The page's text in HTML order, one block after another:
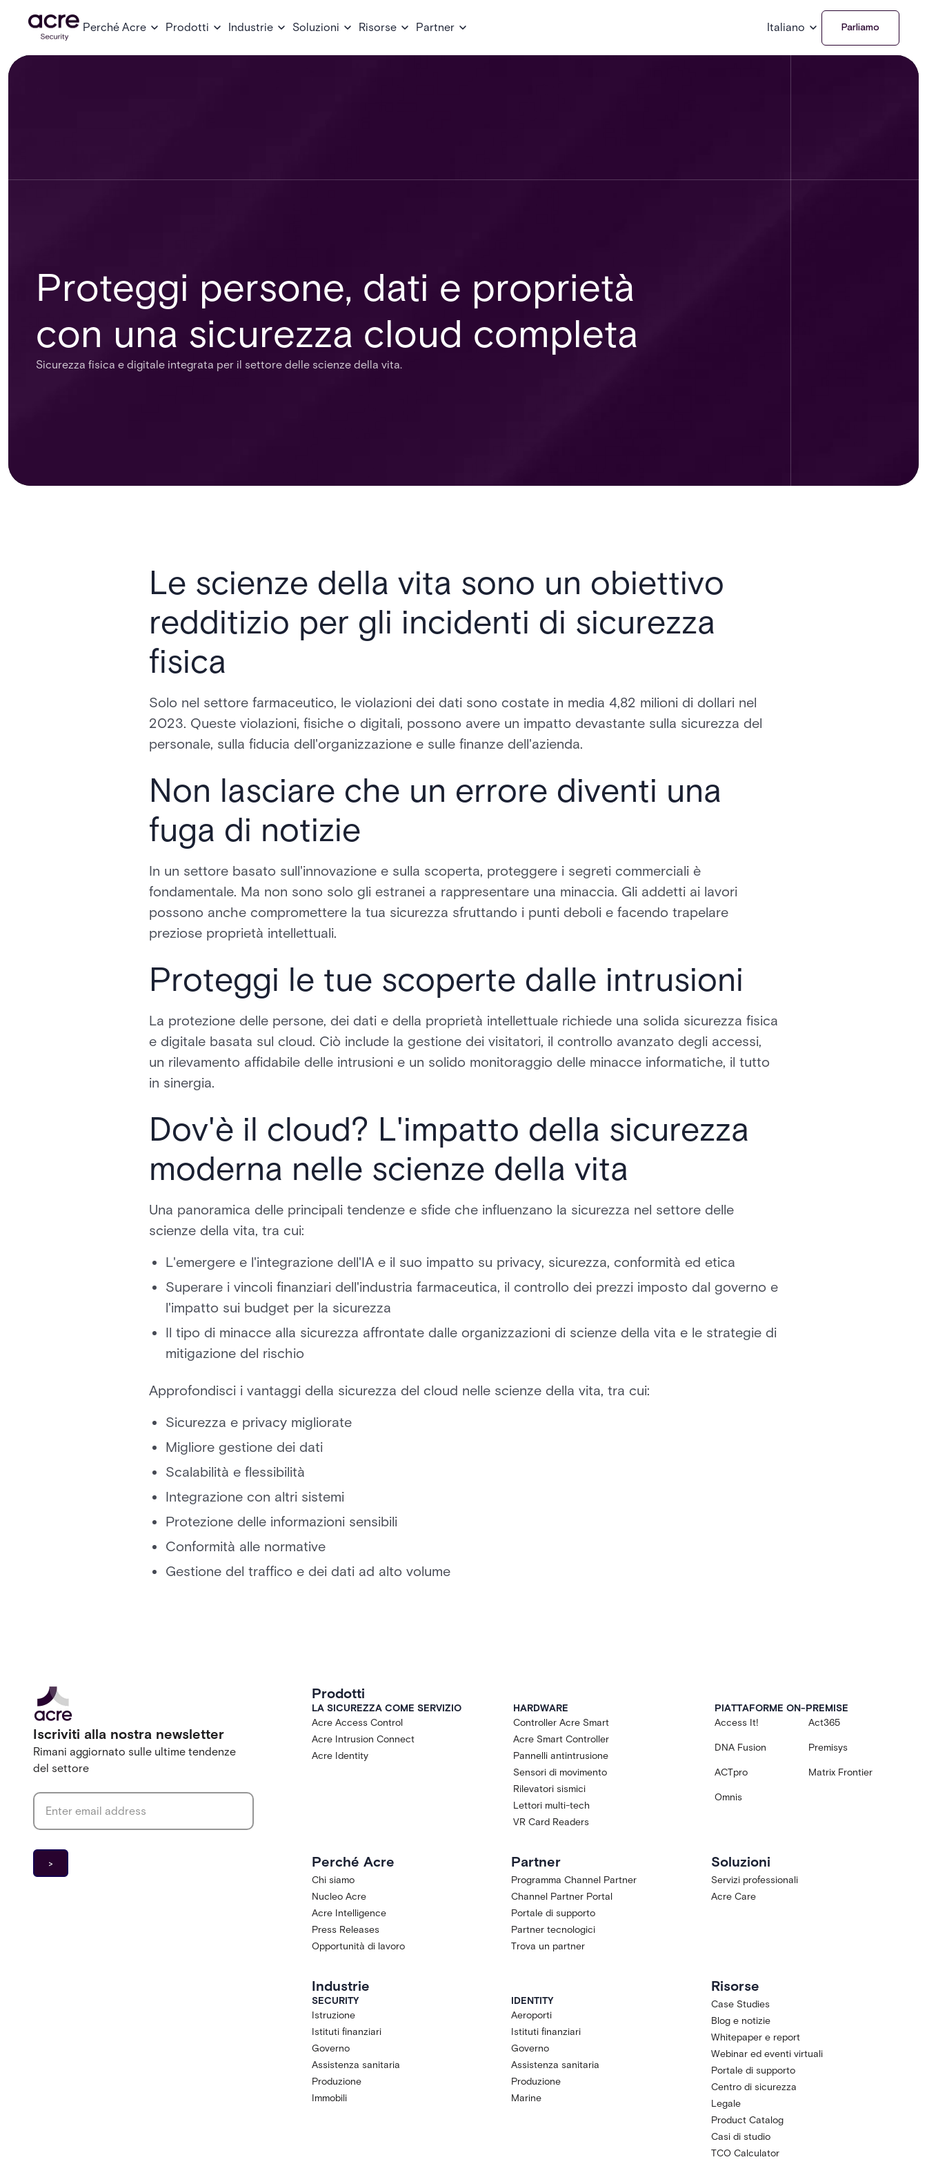
Perché Acre Prodotti Industrie Soluzioni Risorse Partner Italiano Parliamo
Proteggi persone, dati e proprietà
con una sicurezza cloud completa
Sicurezza fisica e digitale integrata per il settore delle scienze della vita.
Le scienze della vita sono un obiettivo
redditizio per gli incidenti di sicurezza
fisica
Solo nel settore farmaceutico, le violazioni dei dati sono costate in media 4,82 milioni di dollari nel
2023. Queste violazioni, fisiche o digitali, possono avere un impatto devastante sulla sicurezza del
personale, sulla fiducia dell'organizzazione e sulle finanze dell'azienda.
Non lasciare che un errore diventi una
fuga di notizie
In un settore basato sull'innovazione e sulla scoperta, proteggere i segreti commerciali è
fondamentale. Ma non sono solo gli estranei a rappresentare una minaccia. Gli addetti ai lavori
possono anche compromettere la tua sicurezza sfruttando i punti deboli e facendo trapelare
preziose proprietà intellettuali.
Proteggi le tue scoperte dalle intrusioni
La protezione delle persone, dei dati e della proprietà intellettuale richiede una solida sicurezza fisica
e digitale basata sul cloud. Ciò include la gestione dei visitatori, il controllo avanzato degli accessi,
un rilevamento affidabile delle intrusioni e un solido monitoraggio delle minacce informatiche, il tutto
in sinergia.
Dov'è il cloud? L'impatto della sicurezza
moderna nelle scienze della vita
Una panoramica delle principali tendenze e sfide che influenzano la sicurezza nel settore delle
scienze della vita, tra cui:
L'emergere e l'integrazione dell'IA e il suo impatto su privacy, sicurezza, conformità ed etica
Superare i vincoli finanziari dell'industria farmaceutica, il controllo dei prezzi imposto dal governo e
l'impatto sui budget per la sicurezza
Il tipo di minacce alla sicurezza affrontate dalle organizzazioni di scienze della vita e le strategie di
mitigazione del rischio
Approfondisci i vantaggi della sicurezza del cloud nelle scienze della vita, tra cui:
Sicurezza e privacy migliorate
Migliore gestione dei dati
Scalabilità e flessibilità
Integrazione con altri sistemi
Protezione delle informazioni sensibili
Conformità alle normative
Gestione del traffico e dei dati ad alto volume
Iscriviti alla nostra newsletter
Rimani aggiornato sulle ultime tendenze
del settore
Prodotti
LA SICUREZZA COME SERVIZIO
Acre Access Control
Acre Intrusion Connect
Acre Identity
HARDWARE
Controller Acre Smart
Acre Smart Controller
Pannelli antintrusione
Sensori di movimento
Rilevatori sismici
Lettori multi-tech
VR Card Readers
PIATTAFORME ON-PREMISE
Access It!
Act365
DNA Fusion Premisys
ACTpro Matrix Frontier
Omnis
Perché Acre
Chi siamo
Nucleo Acre
Acre Intelligence
Press Releases
Opportunità di lavoro
Partner
Programma Channel Partner
Channel Partner Portal
Portale di supporto
Partner tecnologici
Trova un partner
Soluzioni
Servizi professionali
Acre Care
Industrie
SECURITY
Istruzione
Istituti finanziari
Governo
Assistenza sanitaria
Produzione
Immobili
IDENTITY
Aeroporti
Istituti finanziari
Governo
Assistenza sanitaria
Produzione
Marine
Risorse
Case Studies
Blog e notizie
Whitepaper e report
Webinar ed eventi virtuali
Portale di supporto
Centro di sicurezza
Legale
Product Catalog
Casi di studio
TCO Calculator